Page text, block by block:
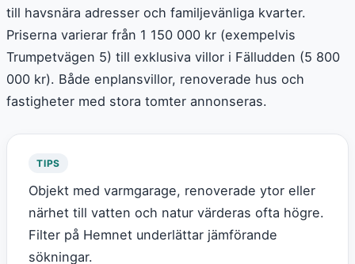
till havsnära adresser och familjevänliga kvarter.
Priserna varierar från 1 150 000 kr (exempelvis
Trumpetvägen 5) till exklusiva villor i Fälludden (5 800
000 kr). Både enplansvillor, renoverade hus och
fastigheter med stora tomter annonseras.
TIPS
Objekt med varmgarage, renoverade ytor eller
närhet till vatten och natur värderas ofta högre.
Filter på Hemnet underlättar jämförande
sökningar.